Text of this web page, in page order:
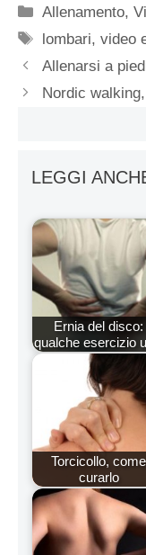
Categorie
Allenamento,
Tag
lombari,video
Allenarsi a
Nordic
LEGGI
Ernia del disco:
qualche esercizio
Torcicollo, come
curarlo